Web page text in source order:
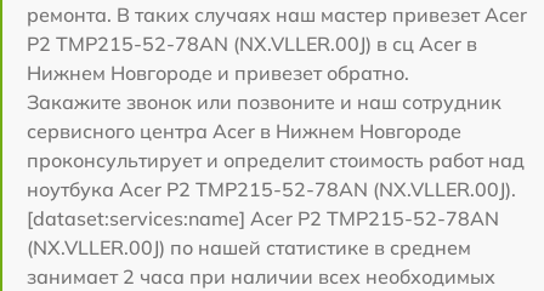
ремонта. В таких случаях наш мастер привезет Acer
P2 TMP215-52-78AN (NX.VLLER.00J) в сц Acer в
Нижнем Новгороде и привезет обратно.
Закажите звонок или позвоните и наш сотрудник
сервисного центра Acer в Нижнем Новгороде
проконсультирует и определит стоимость работ над
ноутбука Acer P2 TMP215-52-78AN (NX.VLLER.00J).
[dataset:services:name] Acer P2 TMP215-52-78AN
(NX.VLLER.00J) по нашей статистике в среднем
занимает 2 часа при наличии всех необходимых